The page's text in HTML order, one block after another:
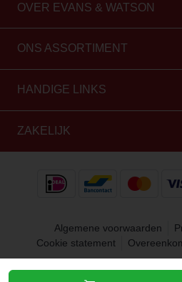
OVER EVANS & WATSON
ONS ASSORTIMENT
HANDIGE LINKS
ZAKELIJK
Algemene voorwaarden
Cookie statement
Copyright 2010 - 2026 Evans